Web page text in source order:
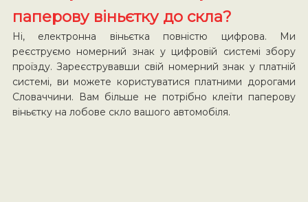
паперову віньєтку до скла?
Ні, електронна віньєтка повністю цифрова. Ми
реєструємо номерний знак у цифровій системі збору
проїзду. Зареєструвавши свій номерний знак у платній
системі, ви можете користуватися платними дорогами
Словаччини. Вам більше не потрібно клеїти паперову
віньєтку на лобове скло вашого автомобіля.